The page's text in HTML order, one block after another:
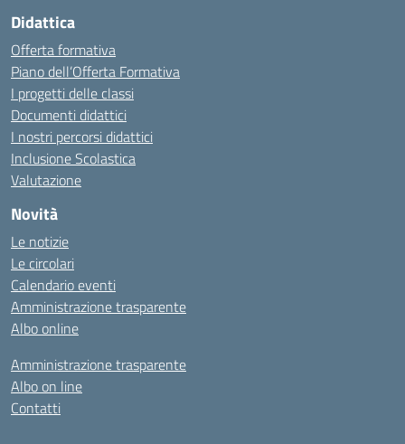
Didattica
Offerta formativa
Piano dell’Offerta Formativa
I progetti delle classi
Documenti didattici
I nostri percorsi didattici
Inclusione Scolastica
Valutazione
Novità
Le notizie
Le circolari
Calendario eventi
Amministrazione trasparente
Albo online
Amministrazione trasparente
Albo on line
Contatti